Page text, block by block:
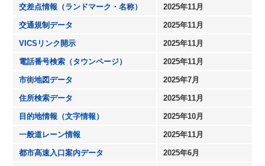
交差点情報（ランドマーク・名称） 2025年11月
交通規制データ 2025年11月
VICSリンク開示 2025年11月
電話番号検索（タウンページ） 2025年11月
市街地図データ 2025年7月
住所検索データ 2025年11月
目的地情報（文字情報） 2025年10月
一般道レーン情報 2025年11月
都市高速入口案内データ 2025年6月